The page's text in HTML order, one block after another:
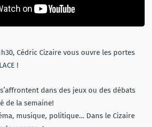
Cédric Cizaire vous ouvre les portes
!
dans des jeux ou des débats
de la semaine!
musique, politique… Dans le Cizaire